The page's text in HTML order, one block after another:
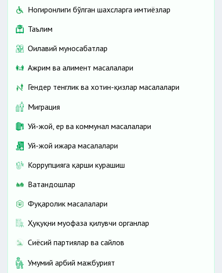
Ногиронлиги бўлган шахсларга имтиёзлар
Таълим
Оилавий муносабатлар
Ажрим ва алимент масалалари
Гендер тенглик ва хотин-қизлар масалалари
Миграция
Уй-жой, ер ва коммунал масалалари
Уй-жой ижара масалалари
Коррупцияга қарши курашиш
Ватандошлар
Фуқаролик масалалари
Ҳуқуқни муҳофаза қилувчи органлар
Сиёсий партиялар ва сайлов
Умумий ҳарбий мажбурият